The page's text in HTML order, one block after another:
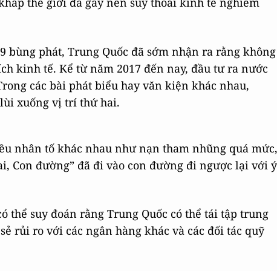
bùng phát, Trung Quốc đã sớm nhận ra rằng không
kinh tế. Kể từ năm 2017 đến nay, đầu tư ra nước
các bài phát biểu hay văn kiện khác nhau,
xuống vị trí thứ hai.
nhân tố khác nhau như nạn tham nhũng quá mức,
Con đường” đã đi vào con đường đi ngược lại với ý
thể suy đoán rằng Trung Quốc có thể tái tập trung
rủi ro với các ngân hàng khác và các đối tác quỹ